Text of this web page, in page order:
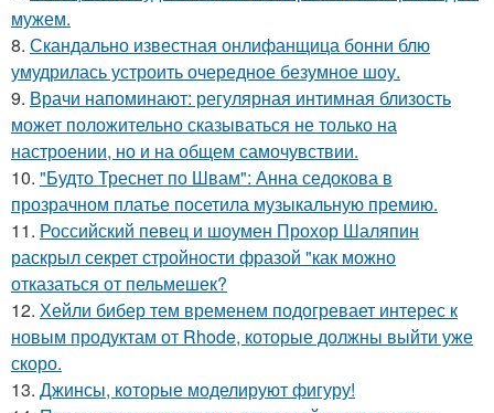
мужем.
8. Скандально известная онлифанщица бонни блю
умудрилась устроить очередное безумное шоу.
9. Врачи напоминают: регулярная интимная близость
может положительно сказываться не только на
настроении, но и на общем самочувствии.
10. "Будто Треснет по Швам": Анна седокова в
прозрачном платье посетила музыкальную премию.
11. Российский певец и шоумен Прохор Шаляпин
раскрыл секрет стройности фразой "как можно
отказаться от пельмешек?
12. Хейли бибер тем временем подогревает интерес к
новым продуктам от Rhode, которые должны выйти уже
скоро.
13. Джинсы, которые моделируют фигуру!